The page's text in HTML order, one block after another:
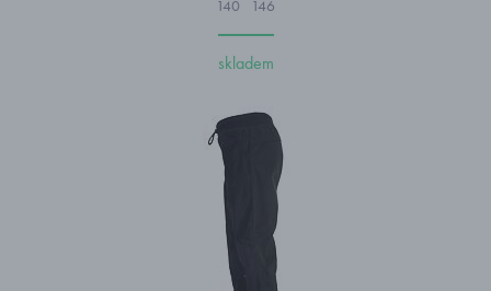
140 146
skladem